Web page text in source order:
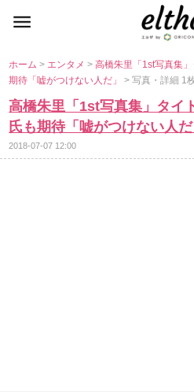
ホーム> エンタメ>高橋朱里「1st写真集
期待「嘘がつけない人だ」> 写真・詳細 1
高橋朱里「1st写真集」タ
氏も期待「嘘がつけない人だ
2018-07-07 12:00